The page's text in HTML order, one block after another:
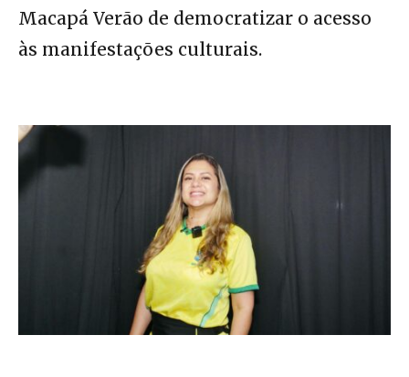
Macapá Verão de democratizar o acesso
às manifestações culturais.